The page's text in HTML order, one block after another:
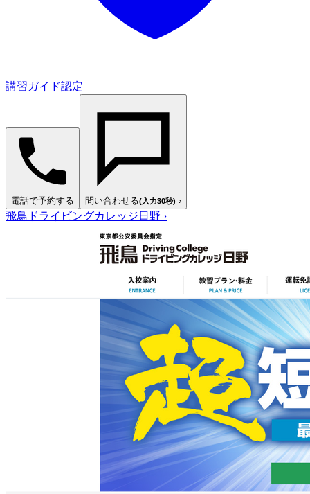
講習ガイド認定
電話で予約する 問い合わせる(入力30秒) ›
飛鳥ドライビングカレッジ日野 ›